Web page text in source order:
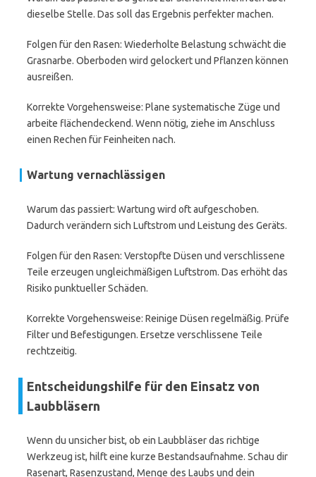
dieselbe Stelle. Das soll das Ergebnis perfekter machen.
Folgen für den Rasen: Wiederholte Belastung schwächt die
Grasnarbe. Oberboden wird gelockert und Pflanzen können
ausreißen.
Korrekte Vorgehensweise: Plane systematische Züge und
arbeite flächendeckend. Wenn nötig, ziehe im Anschluss
einen Rechen für Feinheiten nach.
Wartung vernachlässigen
Warum das passiert: Wartung wird oft aufgeschoben.
Dadurch verändern sich Luftstrom und Leistung des Geräts.
Folgen für den Rasen: Verstopfte Düsen und verschlissene
Teile erzeugen ungleichmäßigen Luftstrom. Das erhöht das
Risiko punktueller Schäden.
Korrekte Vorgehensweise: Reinige Düsen regelmäßig. Prüfe
Filter und Befestigungen. Ersetze verschlissene Teile
rechtzeitig.
Entscheidungshilfe für den Einsatz von
Laubbläsern
Wenn du unsicher bist, ob ein Laubbläser das richtige
Werkzeug ist, hilft eine kurze Bestandsaufnahme. Schau dir
Rasenart, Rasenzustand, Menge des Laubs und dein